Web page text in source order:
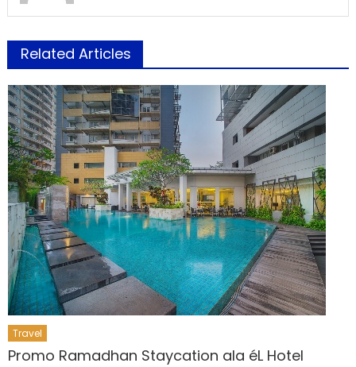
Related Articles
Travel
Promo Ramadhan Staycation ala éL Hotel